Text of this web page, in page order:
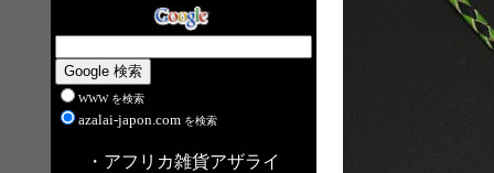
WWW を検索
azalai-japon.com を検索
・アフリカ雑貨アザライ